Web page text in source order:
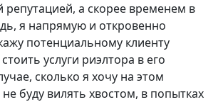
репутацией, а скорее временем в
я напрямую и откровенно
потенциальному клиенту
услуги риэлтора в его
сколько я хочу на этом
буду вилять хвостом, в попытках